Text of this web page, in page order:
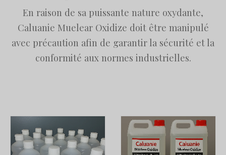
En raison de sa puissante nature oxydante,
Caluanie Muelear Oxidize doit être manipulé
avec précaution afin de garantir la sécurité et la
conformité aux normes industrielles.